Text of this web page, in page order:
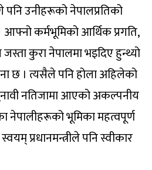
उनीहरूको नेपालप्रतिको
आफ्नो कर्मभूमिको आर्थिक प्रगति,
कुरा नेपालमा भइदिए हुन्थ्यो
छ । त्यसैले पनि होला अहिलेको
नतिजामा आएको अकल्पनीय
नेपालीहरूको भूमिका महत्वपूर्ण
प्रधानमन्त्रीले पनि स्वीकार